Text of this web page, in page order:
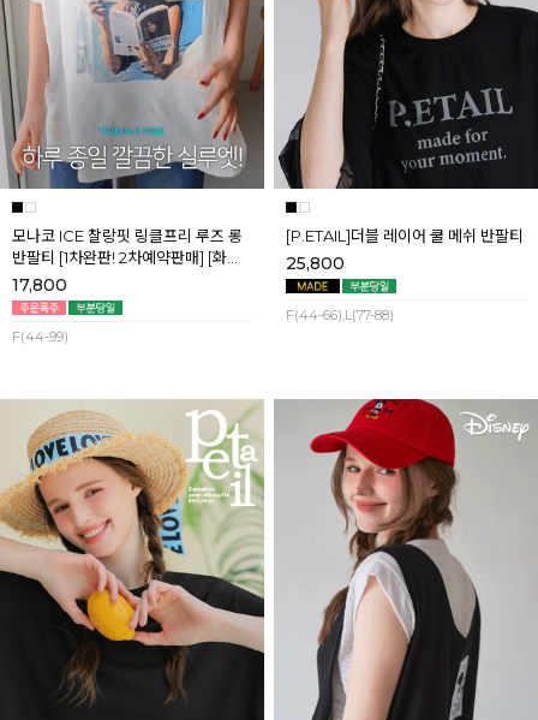
모나코 ICE 찰랑핏 링클프리 루즈 롱
반팔티 [1차완판! 2차예약판매] [화이
트] 8월첫째주 순차배송
17,800
F(44-99)
[P.ETAIL]더블 레이어 쿨 메쉬 반팔티
25,800
F(44-66),L(77-88)